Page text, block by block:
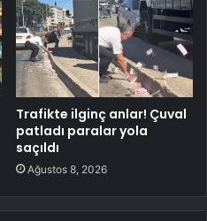
Trafikte ilginç anlar! Çuval
patladı paralar yola
saçıldı
Ağustos 8, 2026